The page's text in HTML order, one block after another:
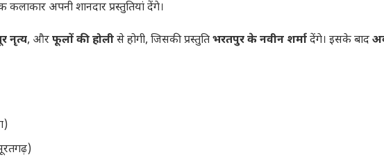
अपनी शानदार प्रस्तुतियां देंगे।
नृत्य, औरफूलों की होलीसे होगी, जिसकी प्रस्तुतिभरतपुर के नवीन शर्मादेंगे। इसके बाद